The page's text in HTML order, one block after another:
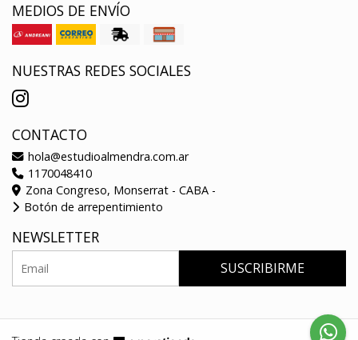
MEDIOS DE ENVÍO
NUESTRAS REDES SOCIALES
CONTACTO
hola@estudioalmendra.com.ar
1170048410
Zona Congreso, Monserrat - CABA -
Botón de arrepentimiento
NEWSLETTER
SUSCRIBIRME